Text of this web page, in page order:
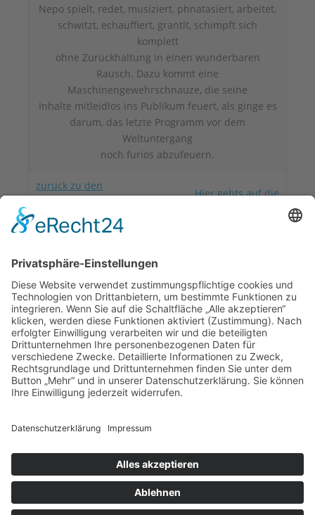
Nepo spielt, redet, musiziert, phnatasiert, arbeitet,
schwitzt, echauffiert, grantlt, schimpft sich
komplett
ohne Zurückhaltung in einen wunderbaren
Rausch. Dazu kommt eine
Maschinengewehrschnauze, die seine
Inhalte mitleidlos ins Publikum feuert, als ginge es
darum, das letzte Programm vor dem
Weltuntergang
noch furios abzufeuern.
zurück zu den
Künstlern
Hier gehts auf die
Cookie-Einstellungen
IMPRESSUM
COPYRIGHT © 2026